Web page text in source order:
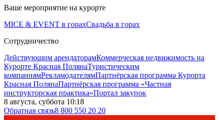
Ваше мероприятие на курорте
MICE & EVENT в горахСвадьба в горах
Сотрудничество
Действующим арендаторамКоммерческая недвижимость на
Курорте Красная ПолянаТуристическим
компаниямРекламодателямПартнёрская программа Курорта
Красная ПолянаПартнёрская программа «Частная
инструкторская практика»Портал закупок
8 августа, суббота 10:18
Обратная связь8 800 550 20 20